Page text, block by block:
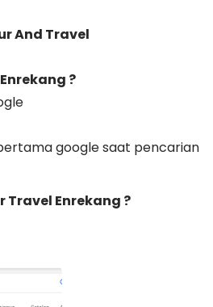
And Travel
?
google saat pencarian
Travel Enrekang ?